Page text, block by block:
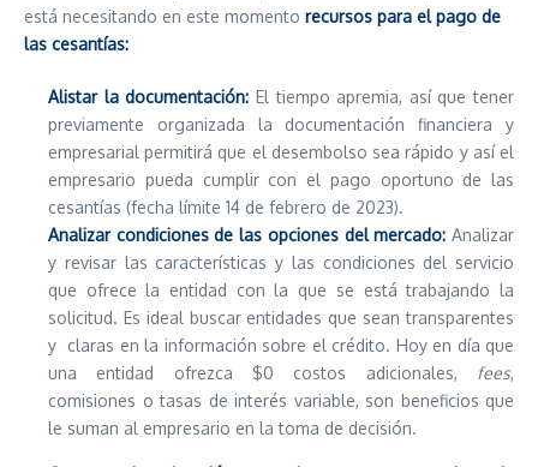
está necesitando en este momento recursos para el pago de
las cesantías:
Alistar la documentación: El tiempo apremia, así que tener
previamente organizada la documentación financiera y
empresarial permitirá que el desembolso sea rápido y así el
empresario pueda cumplir con el pago oportuno de las
cesantías (fecha límite 14 de febrero de 2023).
Analizar condiciones de las opciones del mercado: Analizar
y revisar las características y las condiciones del servicio
que ofrece la entidad con la que se está trabajando la
solicitud. Es ideal buscar entidades que sean transparentes
y claras en la información sobre el crédito. Hoy en día que
una entidad ofrezca $0 costos adicionales, fees,
comisiones o tasas de interés variable, son beneficios que
le suman al empresario en la toma de decisión.